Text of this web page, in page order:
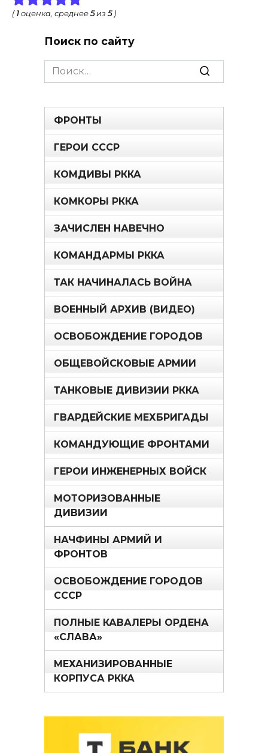
( 1 оценка, среднее 5из 5)
Поиск по сайту
Search
for:
ФРОНТЫ
ГЕРОИ СССР
КОМДИВЫ РККА
КОМКОРЫ РККА
ЗАЧИСЛЕН НАВЕЧНО
КОМАНДАРМЫ РККА
ТАК НАЧИНАЛАСЬ ВОЙНА
ВОЕННЫЙ АРХИВ (ВИДЕО)
ОСВОБОЖДЕНИЕ ГОРОДОВ
ОБЩЕВОЙСКОВЫЕ АРМИИ
ТАНКОВЫЕ ДИВИЗИИ РККА
ГВАРДЕЙСКИЕ МЕХБРИГАДЫ
КОМАНДУЮЩИЕ ФРОНТАМИ
ГЕРОИ ИНЖЕНЕРНЫХ ВОЙСК
МОТОРИЗОВАННЫЕ
ДИВИЗИИ
НАЧФИНЫ АРМИЙ И
ФРОНТОВ
ОСВОБОЖДЕНИЕ ГОРОДОВ
СССР
ПОЛНЫЕ КАВАЛЕРЫ ОРДЕНА
«СЛАВА»
МЕХАНИЗИРОВАННЫЕ
КОРПУСА РККА